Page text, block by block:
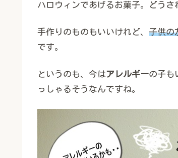
ハロウィンであげるお菓子。どうさ
手作りのものもいいけれど、 子供の
です。
というのも、今はアレルギーの子も
っしゃるそうなんですね。